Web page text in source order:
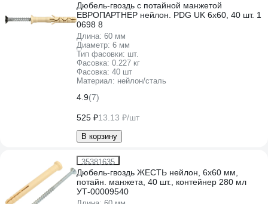
Дюбель-гвоздь с потайной манжетой
ЕВРОПАРТНЕР нейлон. PDG UK 6x60, 40 шт. 1
0698 8
Длина: 60 мм
Диаметр: 6 мм
Тип фасовки: шт.
Фасовка: 0.227 кг
Фасовка: 40 шт
Материал: нейлон/сталь
4.9(7)
525 ₽13.13 ₽/шт
В корзину
35381635
Дюбель-гвоздь ЖЕСТЬ нейлон, 6x60 мм,
потайн. манжета, 40 шт., контейнер 280 мл
УТ-00009540